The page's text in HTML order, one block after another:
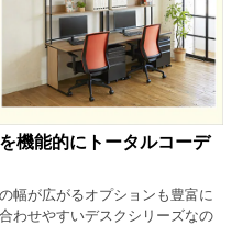
機能的にトータルコーデ
幅が広がるオプションも豊富に
わせやすいデスクシリーズなの